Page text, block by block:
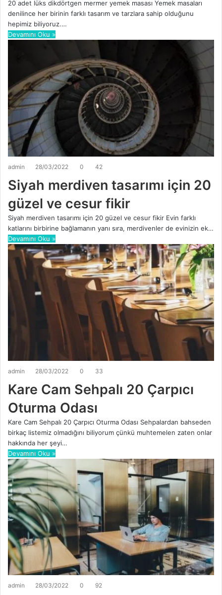
20 adet lüks dikdörtgen mermer yemek masası Yemek masaları
denilince her birinin farklı tasarım ve tarzlara sahip olduğunu
hepimiz biliyoruz.…
Devamını Oku »
admin 28/03/2022 0 42
Siyah merdiven tasarımı için 20
güzel ve cesur fikir
Siyah merdiven tasarımı için 20 güzel ve cesur fikir Evin farklı
katlarını birbirine bağlamanın yanı sıra, merdivenler de evinizin ek…
Devamını Oku »
admin 28/03/2022 0 33
Kare Cam Sehpalı 20 Çarpıcı
Oturma Odası
Kare Cam Sehpalı 20 Çarpıcı Oturma Odası Sehpalardan bahseden
birkaç listemiz olmadığını biliyorum çünkü muhtemelen zaten onlar
hakkında her şeyi…
Devamını Oku »
admin 28/03/2022 0 92